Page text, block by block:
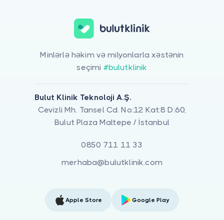
Minlərlə həkim və milyonlarla xəstənin
seçimi #bulutklinik
Bulut Klinik Teknoloji A.Ş.
Cevizli Mh. Tansel Cd. No:12 Kat:8 D:60,
Bulut Plaza Maltepe / İstanbul
0850 711 11 33
merhaba@bulutklinik.com
Apple Store Google Play